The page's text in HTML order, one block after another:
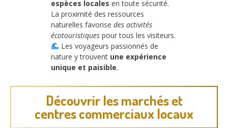
espèces locales en toute sécurité.
La proximité des ressources
naturelles favorise des activités
écotouristiques pour tous les visiteurs.
Les voyageurs passionnés de
nature y trouvent une expérience
unique et paisible.
Découvrir les marchés et
centres commerciaux locaux